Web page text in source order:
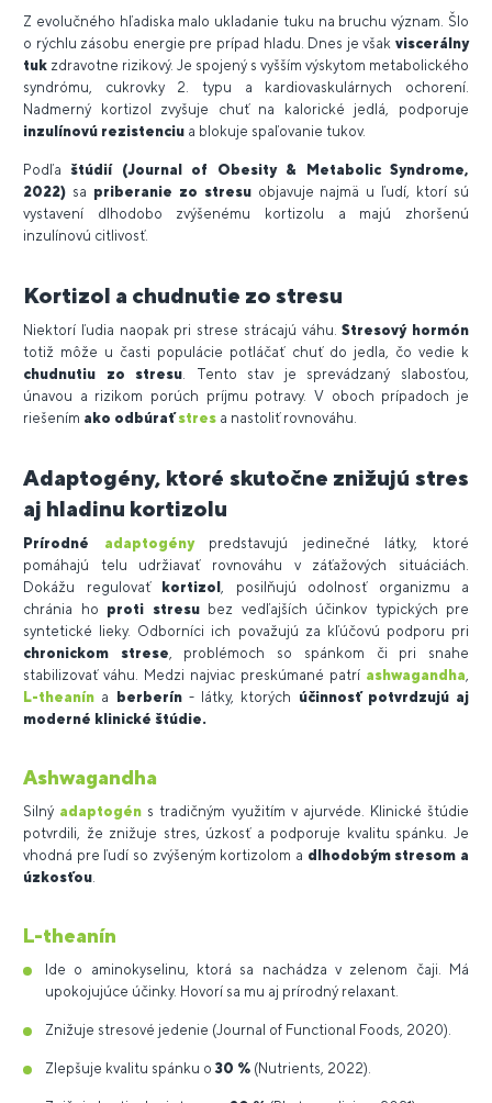
Z evolučného hľadiska malo ukladanie tuku na bruchu význam. Šlo
o rýchlu zásobu energie pre prípad hladu. Dnes je však viscerálny
tuk zdravotne rizikový. Je spojený s vyšším výskytom metabolického
syndrómu, cukrovky 2. typu a kardiovaskulárnych ochorení.
Nadmerný kortizol zvyšuje chuť na kalorické jedlá, podporuje
inzulínovú rezistenciu a blokuje spaľovanie tukov.
Podľa štúdií (Journal of Obesity & Metabolic Syndrome,
2022) sa priberanie zo stresuobjavuje najmä u ľudí, ktorí sú
vystavení dlhodobo zvýšenému kortizolu a majú zhoršenú
inzulínovú citlivosť.
Kortizol a chudnutie zo stresu
Niektorí ľudia naopak pri strese strácajú váhu.Stresový hormón
totiž môže u časti populácie potláčať chuť do jedla, čo vedie k
chudnutiu zo stresu . Tento stav je sprevádzaný slabosťou,
únavou a rizikom porúch príjmu potravy. V oboch prípadoch je
riešením ako odbúraťstres a nastoliť rovnováhu.
Adaptogény, ktoré skutočne znižujú stres
aj hladinu kortizolu
Prírodné adaptogénypredstavujú jedinečné látky, ktoré
pomáhajú telu udržiavať rovnováhu v záťažových situáciách.
Dokážu regulovať kortizol , posilňujú odolnosť organizmu a
chránia ho proti stresubez vedľajších účinkov typických pre
syntetické lieky. Odborníci ich považujú za kľúčovú podporu pri
chronickom strese , problémoch so spánkom či pri snahe
stabilizovať váhu. Medzi najviac preskúmané patrí ashwagandha
L-theanín a berberín- látky, ktorých účinnosť potvrdzujú aj
moderné klinické štúdie.
Ashwagandha
Silný adaptogén s tradičným využitím v ajurvéde. Klinické štúdie
potvrdili, že znižuje stres, úzkosť a podporuje kvalitu spánku. Je
vhodná pre ľudí so zvýšeným kortizolom a dlhodobým stresom a
úzkosťou
L-theanín
Ide o aminokyselinu, ktorá sa nachádza v zelenom čaji. Má
upokojujúce účinky. Hovorí sa mu aj prírodný relaxant.
Znižuje stresové jedenie (Journal of Functional Foods, 2020).
Zlepšuje kvalitu spánku o30 % (Nutrients, 2022).